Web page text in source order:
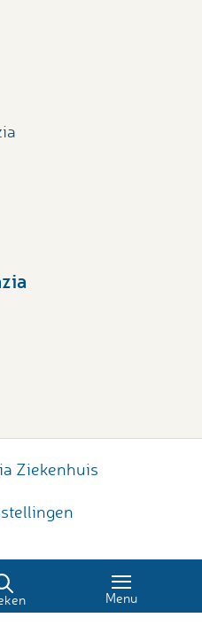
Ziekenhuis
Menu